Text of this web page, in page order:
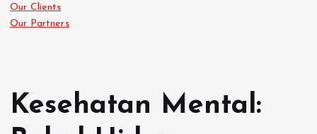
Our Clients
Our Partners
Kesehatan Mental: